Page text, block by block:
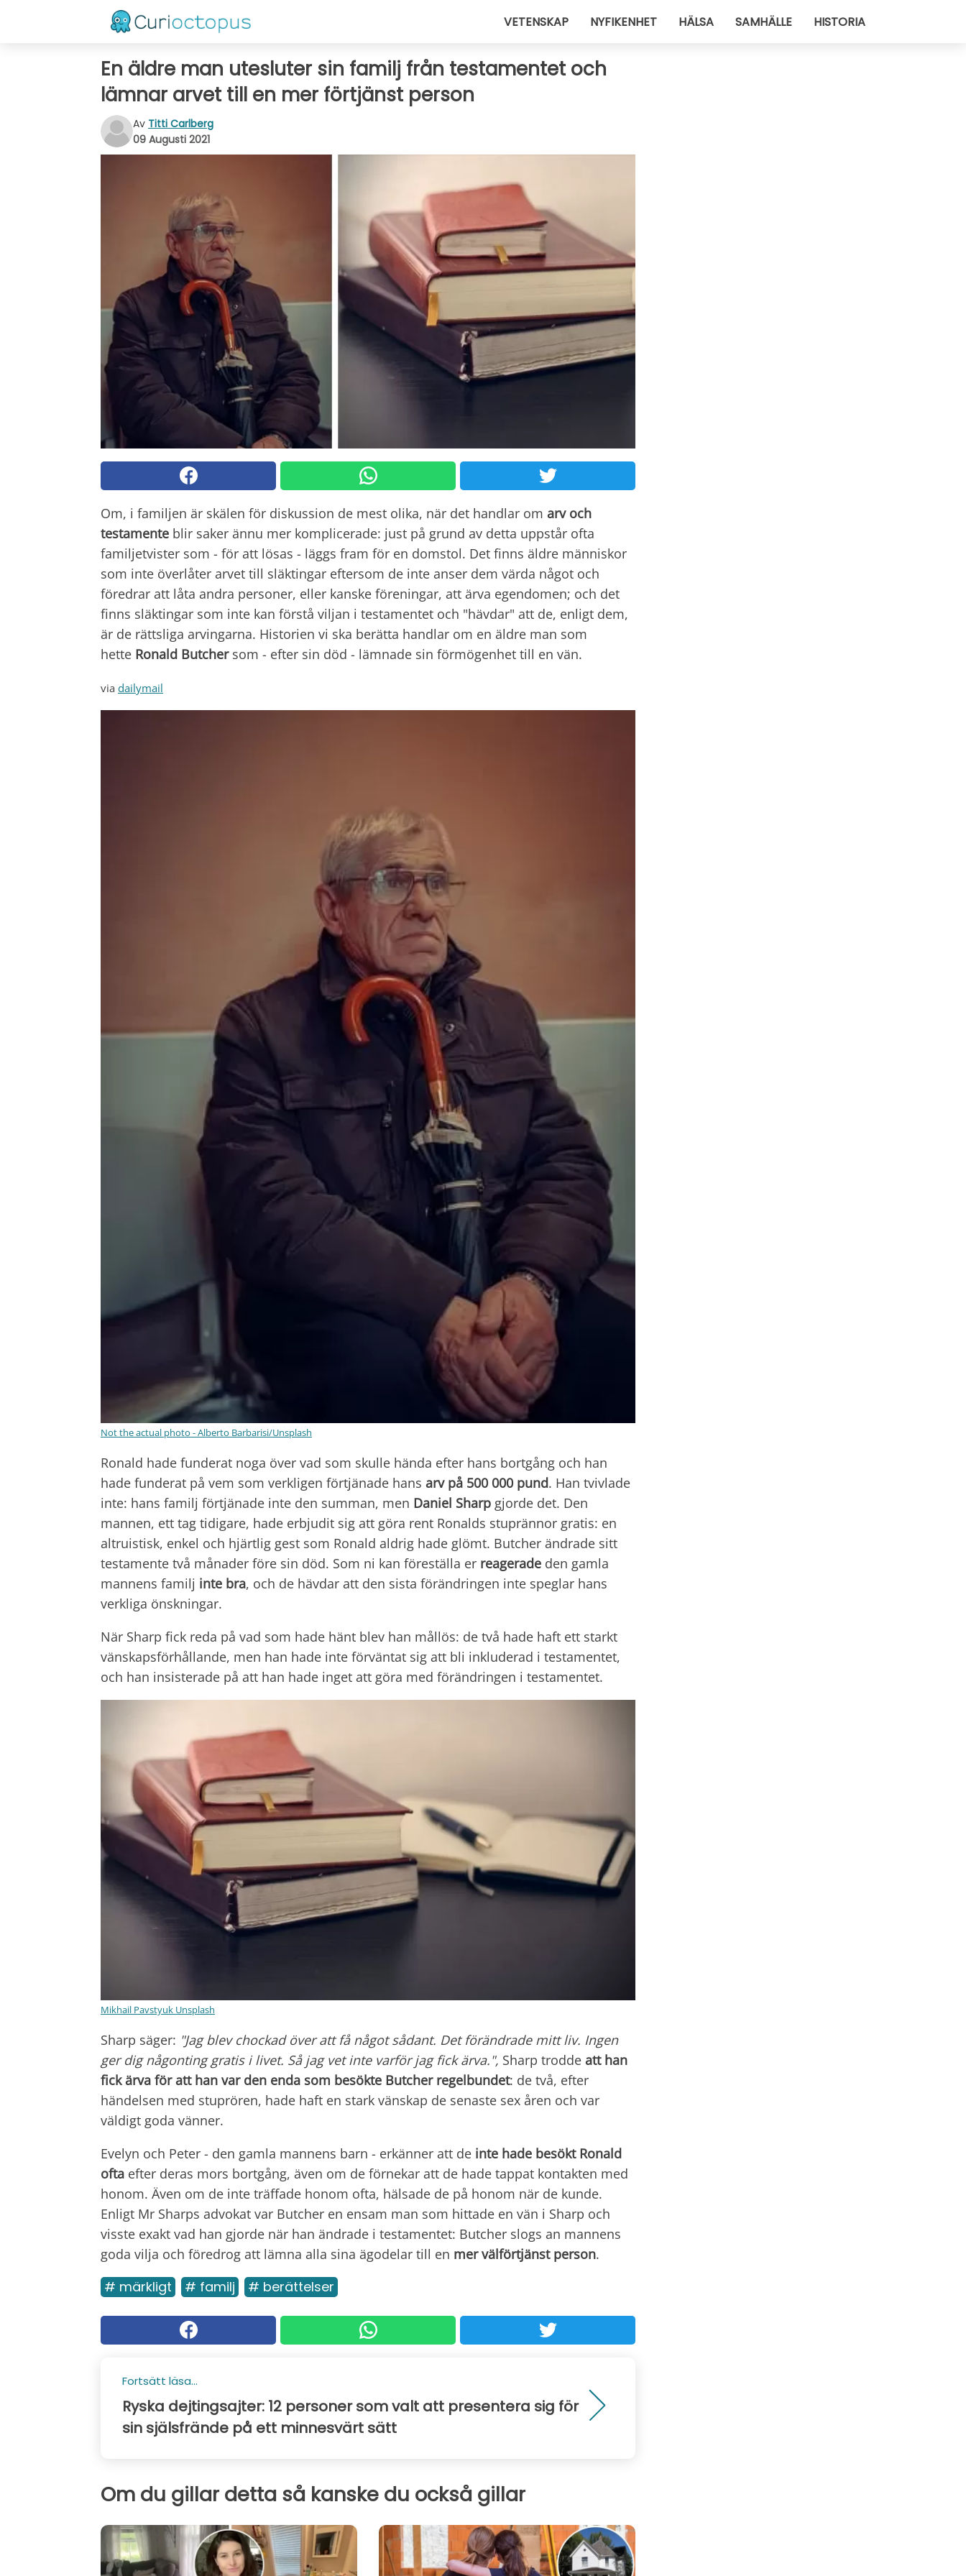
VETENSKAP NYFIKENHET HÄLSA SAMHÄLLE HISTORIA
En äldre man utesluter sin familj från testamentet och
lämnar arvet till en mer förtjänst person
Av Titti Carlberg
09 Augusti 2021
Om, i familjen är skälen för diskussion de mest olika, när det handlar om arv och
testamente blir saker ännu mer komplicerade: just på grund av detta uppstår ofta
familjetvister som - för att lösas - läggs fram för en domstol. Det finns äldre människor
som inte överlåter arvet till släktingar eftersom de inte anser dem värda något och
föredrar att låta andra personer, eller kanske föreningar, att ärva egendomen; och det
finns släktingar som inte kan förstå viljan i testamentet och "hävdar" att de, enligt dem,
är de rättsliga arvingarna. Historien vi ska berätta handlar om en äldre man som
hette Ronald Butchersom - efter sin död - lämnade sin förmögenhet till en vän.
via dailymail
Not the actual photo - Alberto Barbarisi/Unsplash
Ronald hade funderat noga över vad som skulle hända efter hans bortgång och han
hade funderat på vem som verkligen förtjänade hans arv på 500 000 pund. Han tvivlade
inte: hans familj förtjänade inte den summan, men Daniel Sharp gjorde det. Den
mannen, ett tag tidigare, hade erbjudit sig att göra rent Ronalds stuprännor gratis: en
altruistisk, enkel och hjärtlig gest som Ronald aldrig hade glömt. Butcher ändrade sitt
testamente två månader före sin död. Som ni kan föreställa er reagerade den gamla
mannens familj inte bra, och de hävdar att den sista förändringen inte speglar hans
verkliga önskningar.
När Sharp fick reda på vad som hade hänt blev han mållös: de två hade haft ett starkt
vänskapsförhållande, men han hade inte förväntat sig att bli inkluderad i testamentet,
och han insisterade på att han hade inget att göra med förändringen i testamentet.
Mikhail Pavstyuk Unsplash
Sharp säger: "Jag blev chockad över att få något sådant. Det förändrade mitt liv. Ingen
ger dig någonting gratis i livet. Så jag vet inte varför jag fick ärva.", Sharp trodde att han
fick ärva för att han var den enda som besökte Butcher regelbundet: de två, efter
händelsen med stuprören, hade haft en stark vänskap de senaste sex åren och var
väldigt goda vänner.
Evelyn och Peter - den gamla mannens barn - erkänner att de inte hade besökt Ronald
ofta efter deras mors bortgång, även om de förnekar att de hade tappat kontakten med
honom. Även om de inte träffade honom ofta, hälsade de på honom när de kunde.
Enligt Mr Sharps advokat var Butcher en ensam man som hittade en vän i Sharp och
visste exakt vad han gjorde när han ändrade i testamentet: Butcher slogs an mannens
goda vilja och föredrog att lämna alla sina ägodelar till en mer välförtjänst person.
# märkligt # familj # berättelser
Fortsätt läsa...
Ryska dejtingsajter: 12 personer som valt att presentera sig för
sin själsfrände på ett minnesvärt sätt
Om du gillar detta så kanske du också gillar